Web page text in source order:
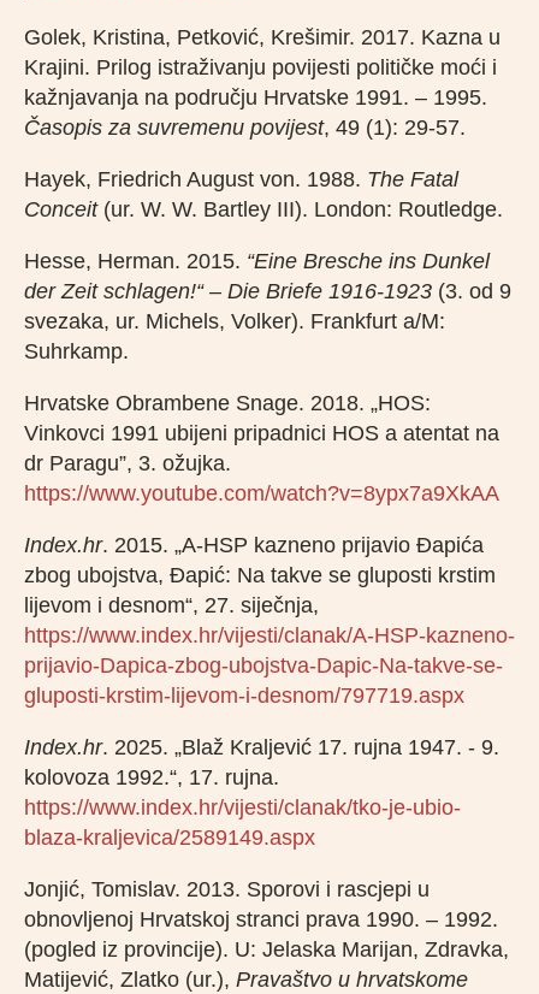
Golek, Kristina, Petković, Krešimir. 2017. Kazna u
Krajini. Prilog istraživanju povijesti političke moći i
kažnjavanja na području Hrvatske 1991. – 1995.
Časopis za suvremenu povijest, 49 (1): 29-57.
Hayek, Friedrich August von. 1988. The Fatal
Conceit(ur. W. W. Bartley III). London: Routledge.
Hesse, Herman. 2015. “Eine Bresche ins Dunkel
der Zeit schlagen!“ – Die Briefe 1916-1923 (3. od 9
svezaka, ur. Michels, Volker). Frankfurt a/M:
Suhrkamp.
Hrvatske Obrambene Snage. 2018. „HOS:
Vinkovci 1991 ubijeni pripadnici HOS a atentat na
dr Paragu”, 3. ožujka.
https://www.youtube.com/watch?v=8ypx7a9XkAA
Index.hr. 2015. „A-HSP kazneno prijavio Đapića
zbog ubojstva, Đapić: Na takve se gluposti krstim
lijevom i desnom“, 27. siječnja,
https://www.index.hr/vijesti/clanak/A-HSP-kazneno-
prijavio-Dapica-zbog-ubojstva-Dapic-Na-takve-se-
gluposti-krstim-lijevom-i-desnom/797719.aspx
Index.hr. 2025. „Blaž Kraljević 17. rujna 1947. - 9.
kolovoza 1992.“, 17. rujna.
https://www.index.hr/vijesti/clanak/tko-je-ubio-
blaza-kraljevica/2589149.aspx
Jonjić, Tomislav. 2013. Sporovi i rascjepi u
obnovljenoj Hrvatskoj stranci prava 1990. – 1992.
(pogled iz provincije). U: Jelaska Marijan, Zdravka,
Matijević, Zlatko (ur.), Pravaštvo u hrvatskome